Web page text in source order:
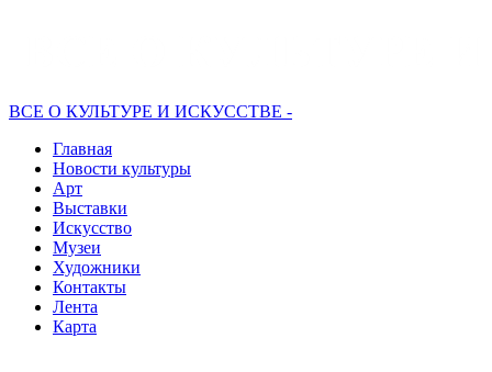
ВСЕ О КУЛЬТУРЕ И ИСКУССТВЕ -
Главная
Новости культуры
Арт
Выставки
Искусство
Музеи
Художники
Контакты
Лента
Карта